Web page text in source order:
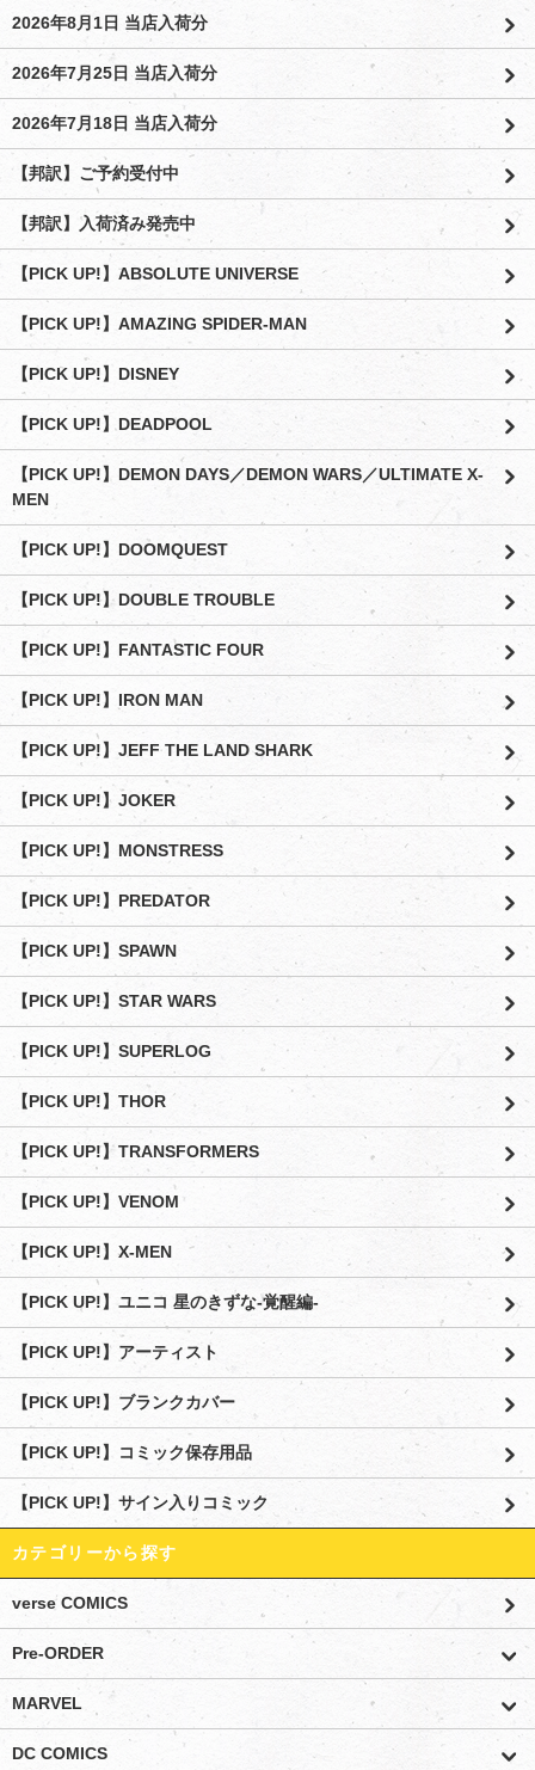
2026年8月1日 当店入荷分
2026年7月25日 当店入荷分
2026年7月18日 当店入荷分
【邦訳】ご予約受付中
【邦訳】入荷済み発売中
【PICK UP!】ABSOLUTE UNIVERSE
【PICK UP!】AMAZING SPIDER-MAN
【PICK UP!】DISNEY
【PICK UP!】DEADPOOL
【PICK UP!】DEMON DAYS／DEMON WARS／ULTIMATE X-
MEN
【PICK UP!】DOOMQUEST
【PICK UP!】DOUBLE TROUBLE
【PICK UP!】FANTASTIC FOUR
【PICK UP!】IRON MAN
【PICK UP!】JEFF THE LAND SHARK
【PICK UP!】JOKER
【PICK UP!】MONSTRESS
【PICK UP!】PREDATOR
【PICK UP!】SPAWN
【PICK UP!】STAR WARS
【PICK UP!】SUPERLOG
【PICK UP!】THOR
【PICK UP!】TRANSFORMERS
【PICK UP!】VENOM
【PICK UP!】X-MEN
【PICK UP!】ユニコ 星のきずな-覚醒編-
【PICK UP!】アーティスト
【PICK UP!】ブランクカバー
【PICK UP!】コミック保存用品
【PICK UP!】サイン入りコミック
カテゴリーから探す
verse COMICS
Pre-ORDER
MARVEL
DC COMICS